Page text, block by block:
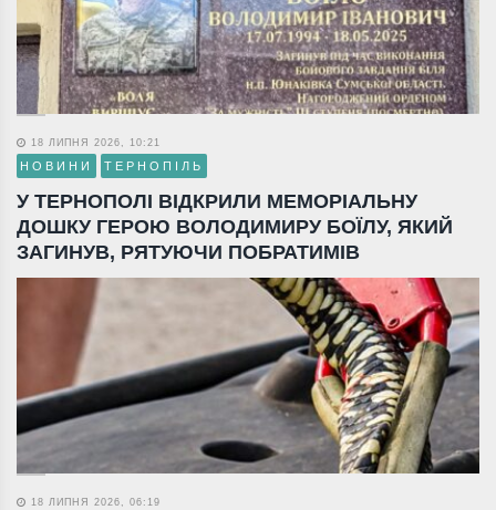
18 ЛИПНЯ 2026, 10:21
НОВИНИ ТЕРНОПІЛЬ
У ТЕРНОПОЛІ ВІДКРИЛИ МЕМОРІАЛЬНУ
ДОШКУ ГЕРОЮ ВОЛОДИМИРУ БОЇЛУ, ЯКИЙ
ЗАГИНУВ, РЯТУЮЧИ ПОБРАТИМІВ
18 ЛИПНЯ 2026, 06:19